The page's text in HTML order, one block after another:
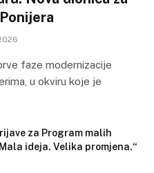
faze modernizacije
u okviru koje je
za Program malih
ideja. Velika promjena.“